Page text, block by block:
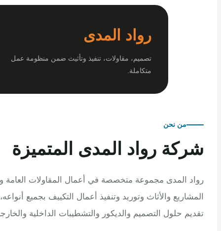
رواد المدى
تصميم، مقاولات، تنفيذ وتأثيث ضمن منظومة عمل
من نحن
رواد المدى المتميزة
المدى مجموعة متخصصة في أعمال المقاولات العامة وتنفيذ
والأثاث وتوريد وتنفيذ أعمال التكييف بجميع أنواعه، مع
حلول التصميم والديكور والتشطيبات الداخلية والخارجية.